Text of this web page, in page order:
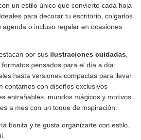
un estilo único que convierte cada hoja
para decorar tu escritorio, colgarlos
o incluso regalar en ocasiones
por sus ilustraciones cuidadas,
pensados para el día a día:
hasta versiones compactas para llevar
contamos con diseños exclusivos
entrañables, mundos mágicos y motivos
a mes con un toque de inspiración.
bonita y te gusta organizarte con estilo,